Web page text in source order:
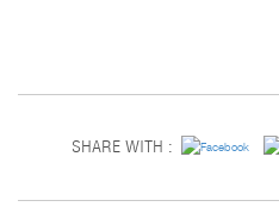
SHARE WITH :